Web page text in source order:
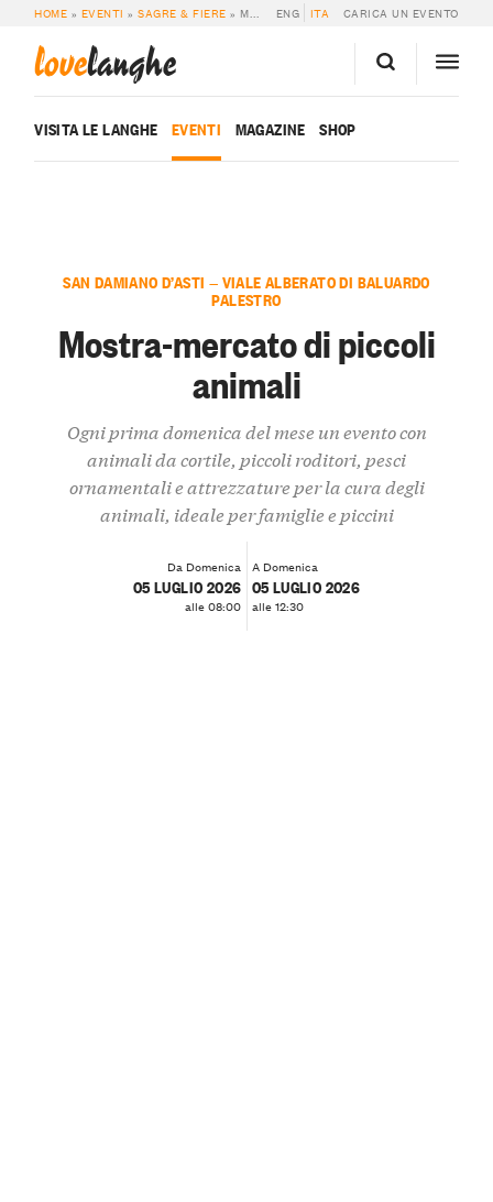
HOME » EVENTI »SAGRE & FIERE » MOSTRA-MERCATO DI PICCOLI ANIMALI ENG ITA CARICA UN EVENTO
lovelanghe
VISITA LE LANGHE EVENTI MAGAZINE SHOP
SAN DAMIANO D’ASTI — VIALE ALBERATO DI BALUARDO
PALESTRO
Mostra-mercato di piccoli
animali
Ogni prima domenica del mese un evento con
animali da cortile, piccoli roditori, pesci
ornamentali e attrezzature per la cura degli
animali, ideale per famiglie e piccini
Da Domenica
05 LUGLIO 2026
alle 08:00
A Domenica
05 LUGLIO 2026
alle 12:30